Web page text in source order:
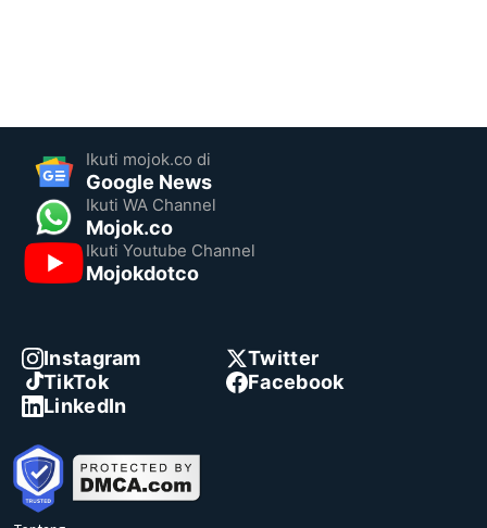
Ikuti mojok.co di
Google News
Ikuti WA Channel
Mojok.co
Ikuti Youtube Channel
Mojokdotco
Instagram
Twitter
TikTok
Facebook
LinkedIn